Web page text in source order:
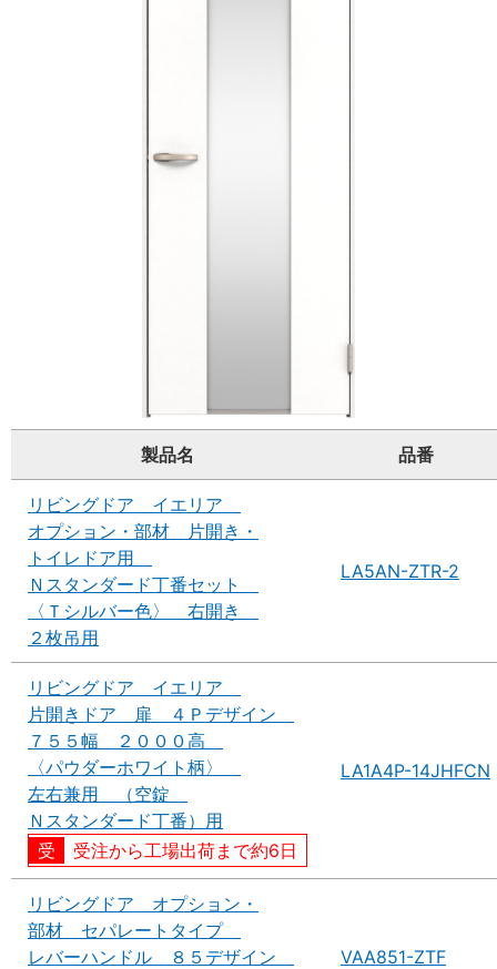
製品名 品番
リビングドア イエリア
オプション・部材 片開き・
トイレドア用
Ｎスタンダード丁番セット
〈Ｔシルバー色〉 右開き
２枚吊用
LA5AN-ZTR-2
リビングドア イエリア
片開きドア 扉 ４Ｐデザイン
７５５幅 ２０００高
〈パウダーホワイト柄〉
左右兼用 （空錠
Ｎスタンダード丁番）用
受注から工場出荷まで約6日
LA1A4P-14JHFCN
リビングドア オプション・
部材 セパレートタイプ
レバーハンドル ８５デザイン
VAA851-ZTF